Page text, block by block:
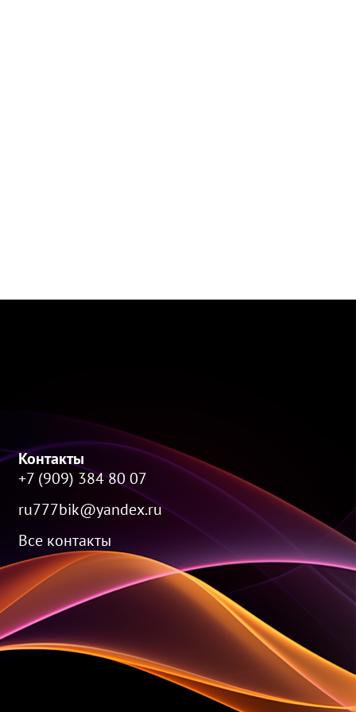
Контакты
+7 (909) 384 80 07
ru777bik@yandex.ru
Все контакты